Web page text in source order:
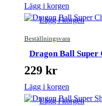
Lägg i korgen
Beställningsvara
Lägg i korgen
Dragon Ball Super
229 kr
Lägg i korgen
Lägg i korgen